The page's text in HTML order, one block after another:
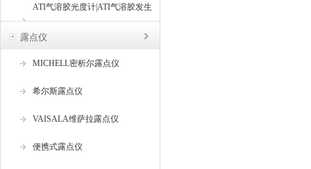
ATI气溶胶光度计|ATI气溶胶发生
器
露点仪
MICHELL密析尔露点仪
希尔斯露点仪
VAISALA维萨拉露点仪
便携式露点仪